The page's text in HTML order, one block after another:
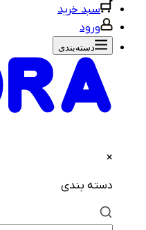
سبد خرید
ورود
دسته‌بندی‌
دسته بندی